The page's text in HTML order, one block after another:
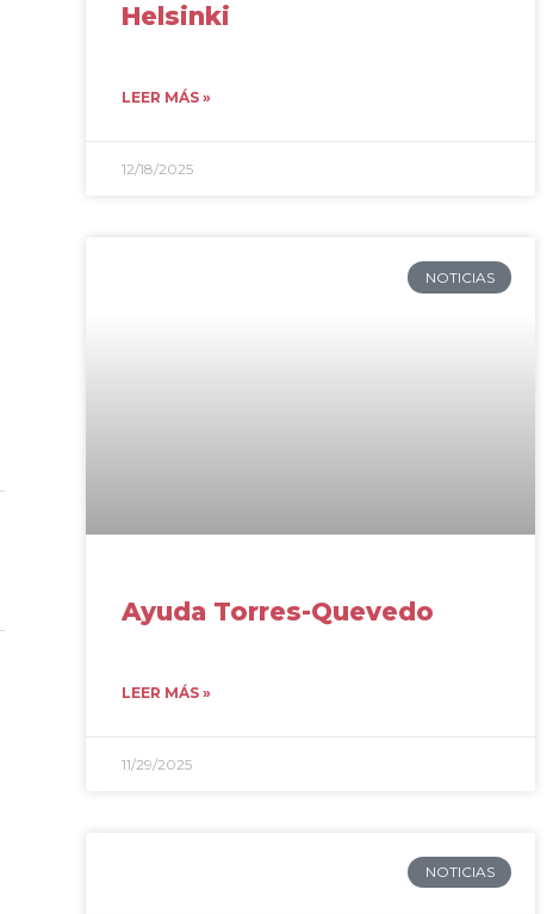
Helsinki
LEER MÁS »
12/18/2025
NOTICIAS
Ayuda Torres-Quevedo
LEER MÁS »
11/29/2025
NOTICIAS